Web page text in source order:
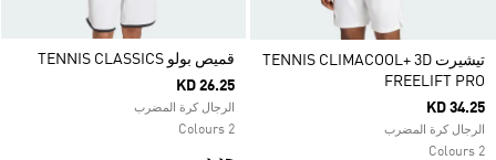
تيشيرت TENNIS CLIMACOOL+ 3D
FREELIFT PRO
KD 34.25
الرجال كرة المضرب
2 Colours
قميص بولو TENNIS CLASSICS
KD 26.25
الرجال كرة المضرب
2 Colours